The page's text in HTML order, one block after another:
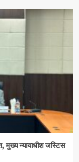
मुख्य न्यायाधीश जस्टिस